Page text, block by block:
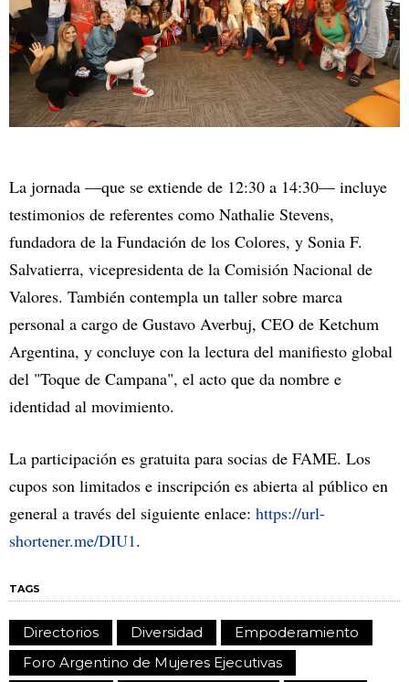
La jornada —que se extiende de 12:30 a 14:30— incluye
testimonios de referentes como Nathalie Stevens,
fundadora de la Fundación de los Colores, y Sonia F.
Salvatierra, vicepresidenta de la Comisión Nacional de
Valores. También contempla un taller sobre marca
personal a cargo de Gustavo Averbuj, CEO de Ketchum
Argentina, y concluye con la lectura del manifiesto global
del "Toque de Campana", el acto que da nombre e
identidad al movimiento.
La participación es gratuita para socias de FAME. Los
cupos son limitados e inscripción es abierta al público en
general a través del siguiente enlace: https://url-
shortener.me/DIU1.
TAGS
Directorios Diversidad
Empoderamiento
Foro Argentino de Mujeres Ejecutivas